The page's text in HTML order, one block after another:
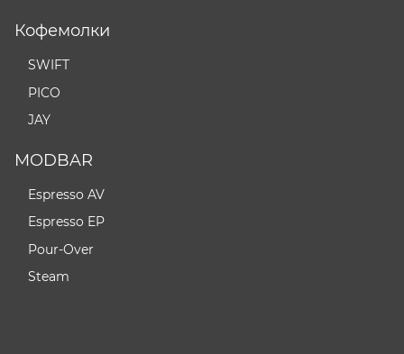
Кофемолки
SWIFT
PICO
JAY
MODBAR
Espresso AV
Espresso EP
Pour-Over
Steam